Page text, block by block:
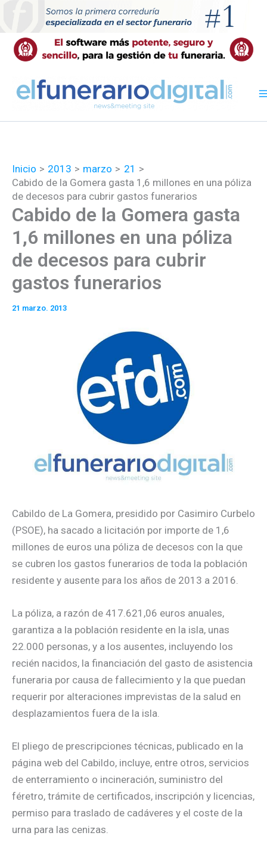
contenido
Inicio 2013 marzo
21
Cabido de la Gomera gasta 1,6 millones en una póliza
de decesos para cubrir gastos funerarios
Cabido de la Gomera gasta
1,6 millones en una póliza
de decesos para cubrir
gastos funerarios
21 marzo. 2013
Cabildo de La Gomera, presidido por Casimiro Curbelo
(PSOE), ha sacado a licitación por importe de 1,6
millones de euros una póliza de decesos con la que
se cubren los gastos funerarios de toda la población
residente y ausente para los años de 2013 a 2016.
La póliza, a razón de 417.621,06 euros anuales,
garantiza a la población residente en la isla, unas
22.000 personas, y a los ausentes, incluyendo los
recién nacidos, la financiación del gasto de asistencia
funeraria por causa de fallecimiento y la que puedan
requerir por alteraciones imprevistas de la salud en
desplazamientos fuera de la isla.
El pliego de prescripciones técnicas, publicado en la
página web del Cabildo, incluye, entre otros, servicios
de enterramiento o incineración, suministro del
féretro, trámite de certificados, inscripción y licencias,
permiso para traslado de cadáveres y el coste de la
urna para las cenizas.